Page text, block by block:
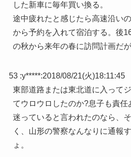
した新車に毎年買い換る。
途中疲れたと感じたら高速沿い
から予約を入れて宿泊する。後
の秋から来年の春に訪問計画だ
53 :y*****:2018/08/21(火)18:11:45
東部道路または東北道に入って
てウロウロしたのか?息子も責任
迷っていると言われたのなら、
く、山形の警察なんなりに通報
ょ。